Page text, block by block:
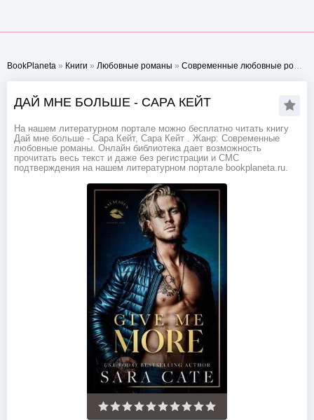
BookPlaneta » Книги » Любовные романы » Современные любовные романы
ДАЙ МНЕ БОЛЬШЕ - САРА КЕЙТ
На нашем литературном портале можно бесплатно читать книгу
Дай мне больше - Сара Кейт, Сара Кейт . Жанр: Современные
любовные романы. Онлайн библиотека дает возможность
прочитать весь текст и даже без регистрации и СМС
подтверждения на нашем литературном портале bookplaneta.ru.